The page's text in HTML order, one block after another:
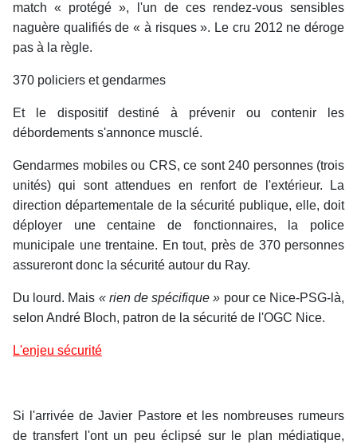
match « protégé », l'un de ces rendez-vous sensibles
naguère qualifiés de « à risques ». Le cru 2012 ne déroge
pas à la règle.
370 policiers et gendarmes
Et le dispositif destiné à prévenir ou contenir les
débordements s'annonce musclé.
Gendarmes mobiles ou CRS, ce sont 240 personnes (trois
unités) qui sont attendues en renfort de l'extérieur. La
direction départementale de la sécurité publique, elle, doit
déployer une centaine de fonctionnaires, la police
municipale une trentaine. En tout, près de 370 personnes
assureront donc la sécurité autour du Ray.
Du lourd. Mais « rien de spécifique » pour ce Nice-PSG-là,
selon André Bloch, patron de la sécurité de l'OGC Nice.
L'enjeu sécurité
Si l'arrivée de Javier Pastore et les nombreuses rumeurs
de transfert l'ont un peu éclipsé sur le plan médiatique,